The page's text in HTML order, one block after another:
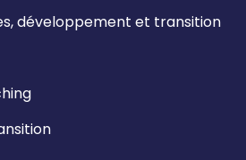
développement et transition